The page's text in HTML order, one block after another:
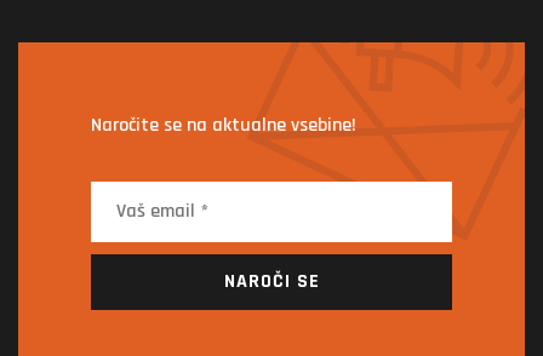
Naročite se na aktualne vsebine!
NAROČI SE